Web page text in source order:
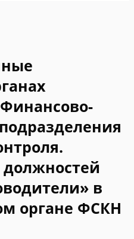
в
органе ФСКН